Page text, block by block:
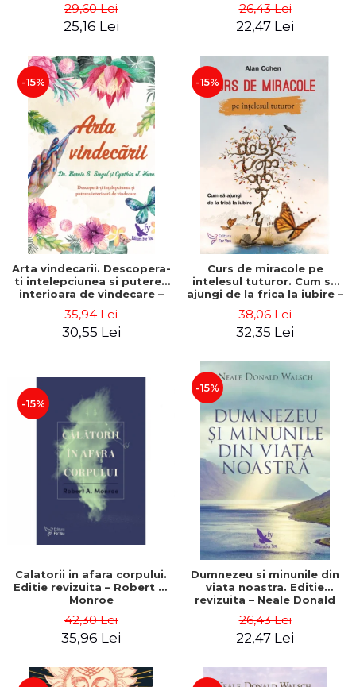
integrala – Stefano
Pischiutta
29,60 Lei
25,16 Lei
Chopra
26,43 Lei
22,47 Lei
-15%
Arta vindecarii. Descopera-
ti intelepciunea si puterea
interioara de vindecare –
35,94 Lei
30,55 Lei
-15%
Curs de miracole pe
intelesul tuturor. Cum sa
ajungi de la frica la iubire –
38,06 Lei
32,35 Lei
-15%
Calatorii in afara corpului.
Editie revizuita – Robert A.
Monroe
42,30 Lei
35,96 Lei
-15%
Dumnezeu si minunile din
viata noastra. Editie
revizuita – Neale Donald
26,43 Lei
22,47 Lei